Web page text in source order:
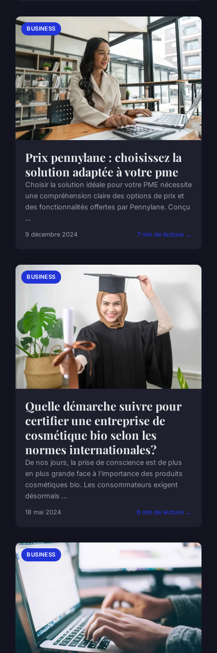
BUSINESS
Prix pennylane : choisissez la
solution adaptée à votre pme
Choisir la solution idéale pour votre PME nécessite
une compréhension claire des options de prix et
des fonctionnalités offertes par Pennylane. Conçu
...
9 décembre 2024 7 min de lecture →
BUSINESS
Quelle démarche suivre pour
certifier une entreprise de
cosmétique bio selon les
normes internationales?
De nos jours, la prise de conscience est de plus
en plus grande face à l'importance des produits
cosmétiques bio. Les consommateurs exigent
désormais ...
18 mai 2024 6 min de lecture →
BUSINESS